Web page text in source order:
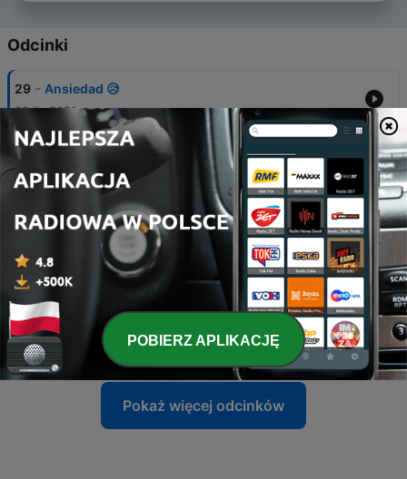
Odcinki
29 - Ansiedad 😥
30 lip 2021
28 - Sabrosura radio
Limitaciones
20 lip 2021
26 - El amor de mi vida
15 lip 2021
25 - Saludos cordiales
14 lip 2021
Pokaż więcej odcinków
POBIERZ APLIKACJĘ